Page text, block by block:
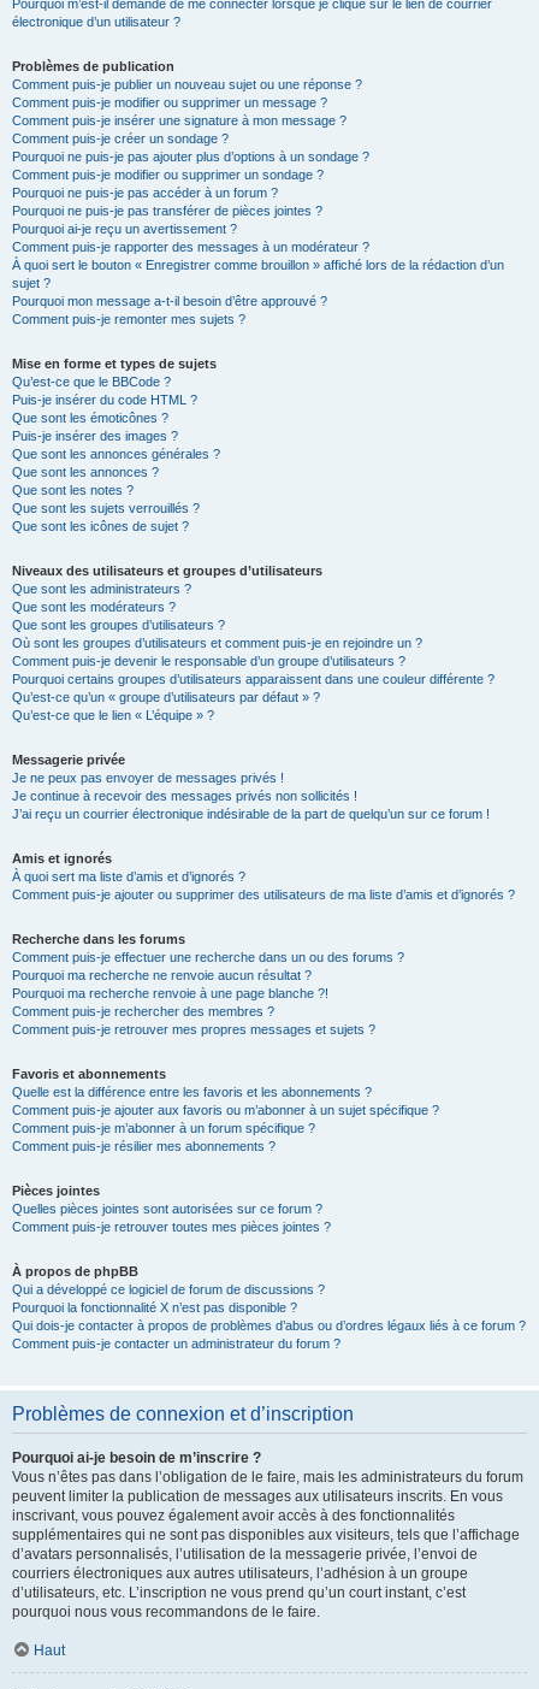
Pourquoi m’est-il demandé de me connecter lorsque je clique sur le lien de courrier
électronique d’un utilisateur ?
Problèmes de publication
Comment puis-je publier un nouveau sujet ou une réponse ?
Comment puis-je modifier ou supprimer un message ?
Comment puis-je insérer une signature à mon message ?
Comment puis-je créer un sondage ?
Pourquoi ne puis-je pas ajouter plus d’options à un sondage ?
Comment puis-je modifier ou supprimer un sondage ?
Pourquoi ne puis-je pas accéder à un forum ?
Pourquoi ne puis-je pas transférer de pièces jointes ?
Pourquoi ai-je reçu un avertissement ?
Comment puis-je rapporter des messages à un modérateur ?
À quoi sert le bouton « Enregistrer comme brouillon » affiché lors de la rédaction d’un
sujet ?
Pourquoi mon message a-t-il besoin d’être approuvé ?
Comment puis-je remonter mes sujets ?
Mise en forme et types de sujets
Qu’est-ce que le BBCode ?
Puis-je insérer du code HTML ?
Que sont les émoticônes ?
Puis-je insérer des images ?
Que sont les annonces générales ?
Que sont les annonces ?
Que sont les notes ?
Que sont les sujets verrouillés ?
Que sont les icônes de sujet ?
Niveaux des utilisateurs et groupes d’utilisateurs
Que sont les administrateurs ?
Que sont les modérateurs ?
Que sont les groupes d’utilisateurs ?
Où sont les groupes d’utilisateurs et comment puis-je en rejoindre un ?
Comment puis-je devenir le responsable d’un groupe d’utilisateurs ?
Pourquoi certains groupes d’utilisateurs apparaissent dans une couleur différente ?
Qu’est-ce qu’un « groupe d’utilisateurs par défaut » ?
Qu’est-ce que le lien « L’équipe » ?
Messagerie privée
Je ne peux pas envoyer de messages privés !
Je continue à recevoir des messages privés non sollicités !
J’ai reçu un courrier électronique indésirable de la part de quelqu’un sur ce forum !
Amis et ignorés
À quoi sert ma liste d’amis et d’ignorés ?
Comment puis-je ajouter ou supprimer des utilisateurs de ma liste d’amis et d’ignorés ?
Recherche dans les forums
Comment puis-je effectuer une recherche dans un ou des forums ?
Pourquoi ma recherche ne renvoie aucun résultat ?
Pourquoi ma recherche renvoie à une page blanche ?!
Comment puis-je rechercher des membres ?
Comment puis-je retrouver mes propres messages et sujets ?
Favoris et abonnements
Quelle est la différence entre les favoris et les abonnements ?
Comment puis-je ajouter aux favoris ou m’abonner à un sujet spécifique ?
Comment puis-je m’abonner à un forum spécifique ?
Comment puis-je résilier mes abonnements ?
Pièces jointes
Quelles pièces jointes sont autorisées sur ce forum ?
Comment puis-je retrouver toutes mes pièces jointes ?
À propos de phpBB
Qui a développé ce logiciel de forum de discussions ?
Pourquoi la fonctionnalité X n’est pas disponible ?
Qui dois-je contacter à propos de problèmes d’abus ou d’ordres légaux liés à ce forum ?
Comment puis-je contacter un administrateur du forum ?
Problèmes de connexion et d’inscription
Pourquoi ai-je besoin de m’inscrire ?
Vous n’êtes pas dans l’obligation de le faire, mais les administrateurs du forum
peuvent limiter la publication de messages aux utilisateurs inscrits. En vous
inscrivant, vous pouvez également avoir accès à des fonctionnalités
supplémentaires qui ne sont pas disponibles aux visiteurs, tels que l’affichage
d’avatars personnalisés, l’utilisation de la messagerie privée, l’envoi de
courriers électroniques aux autres utilisateurs, l’adhésion à un groupe
d’utilisateurs, etc. L’inscription ne vous prend qu’un court instant, c’est
pourquoi nous vous recommandons de le faire.
Haut